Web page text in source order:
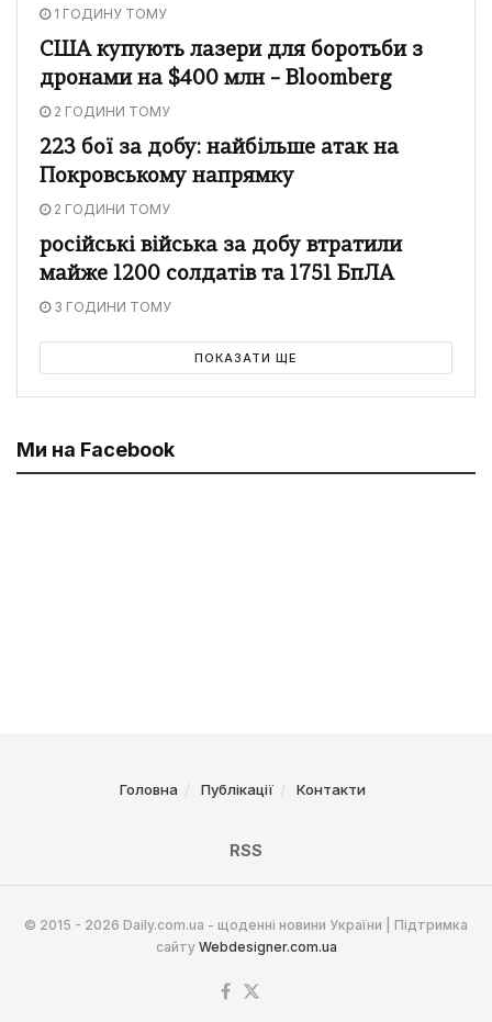
1 ГОДИНУ ТОМУ
США купують лазери для боротьби з
дронами на $400 млн – Bloomberg
2 ГОДИНИ ТОМУ
223 бої за добу: найбільше атак на
Покровському напрямку
2 ГОДИНИ ТОМУ
російські війська за добу втратили
майже 1200 солдатів та 1751 БпЛА
3 ГОДИНИ ТОМУ
ПОКАЗАТИ ЩЕ
Ми на Facebook
Головна Публікації Контакти
RSS
© 2015 - 2026 Daily.com.ua - щоденні новини України | Підтримка
сайту Webdesigner.com.ua